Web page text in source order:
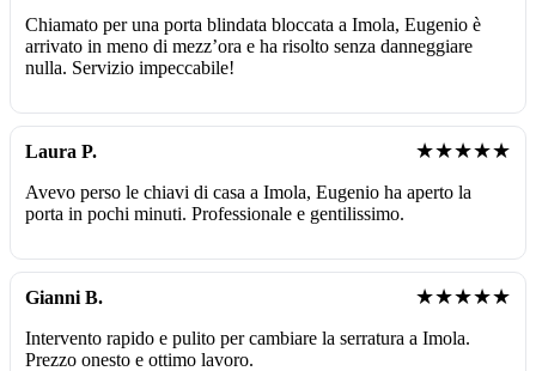
Chiamato per una porta blindata bloccata a Imola, Eugenio è
arrivato in meno di mezz’ora e ha risolto senza danneggiare
nulla. Servizio impeccabile!
Laura P. ★★★★★
Avevo perso le chiavi di casa a Imola, Eugenio ha aperto la
porta in pochi minuti. Professionale e gentilissimo.
Gianni B. ★★★★★
Intervento rapido e pulito per cambiare la serratura a Imola.
Prezzo onesto e ottimo lavoro.